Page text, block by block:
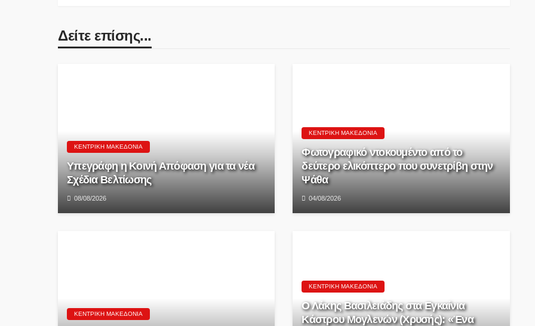
Δείτε επίσης...
ΚΕΝΤΡΙΚΉ ΜΑΚΕΔΟΝΊΑ
Υπεγράφη η Κοινή Απόφαση για τα νέα
Σχέδια Βελτίωσης
08/08/2026
ΚΕΝΤΡΙΚΉ ΜΑΚΕΔΟΝΊΑ
Φωτογραφικό ντοκουμέντο από το
δεύτερο ελικόπτερο που συνετρίβη στην
Ψάθα
04/08/2026
ΚΕΝΤΡΙΚΉ ΜΑΚΕΔΟΝΊΑ
ΚΕΝΤΡΙΚΉ ΜΑΚΕΔΟΝΊΑ
Ο Λάκης Βασιλειάδης στα Εγκαίνια
Κάστρου Μογλενών (Χρυσής): «Ένα